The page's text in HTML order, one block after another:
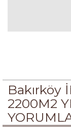
Bakırköy
2200M2